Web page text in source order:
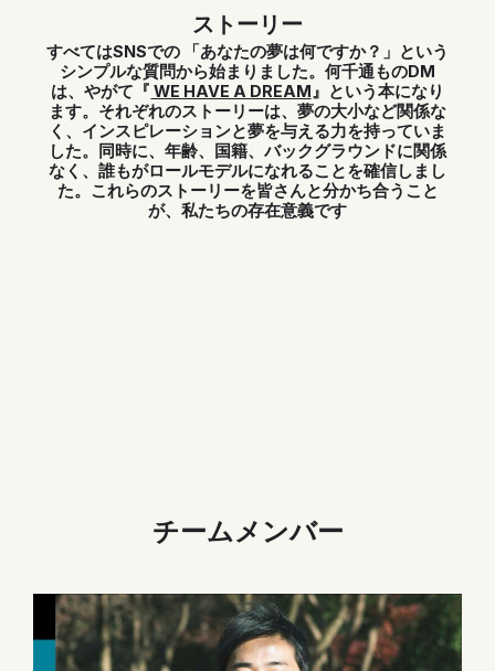
ストーリー
すべてはSNSでの 「あなたの夢は何ですか？」という
シンプルな質問から始まりました。何千通ものDM
は、やがて『 WE HAVE A DREAM』という本になり
ます。それぞれのストーリーは、夢の大小など関係な
く、インスピレーションと夢を与える力を持っていま
した。同時に、年齢、国籍、バックグラウンドに関係
なく、誰もがロールモデルになれることを確信しまし
た。これらのストーリーを皆さんと分かち合うこと
が、私たちの存在意義です
チームメンバー